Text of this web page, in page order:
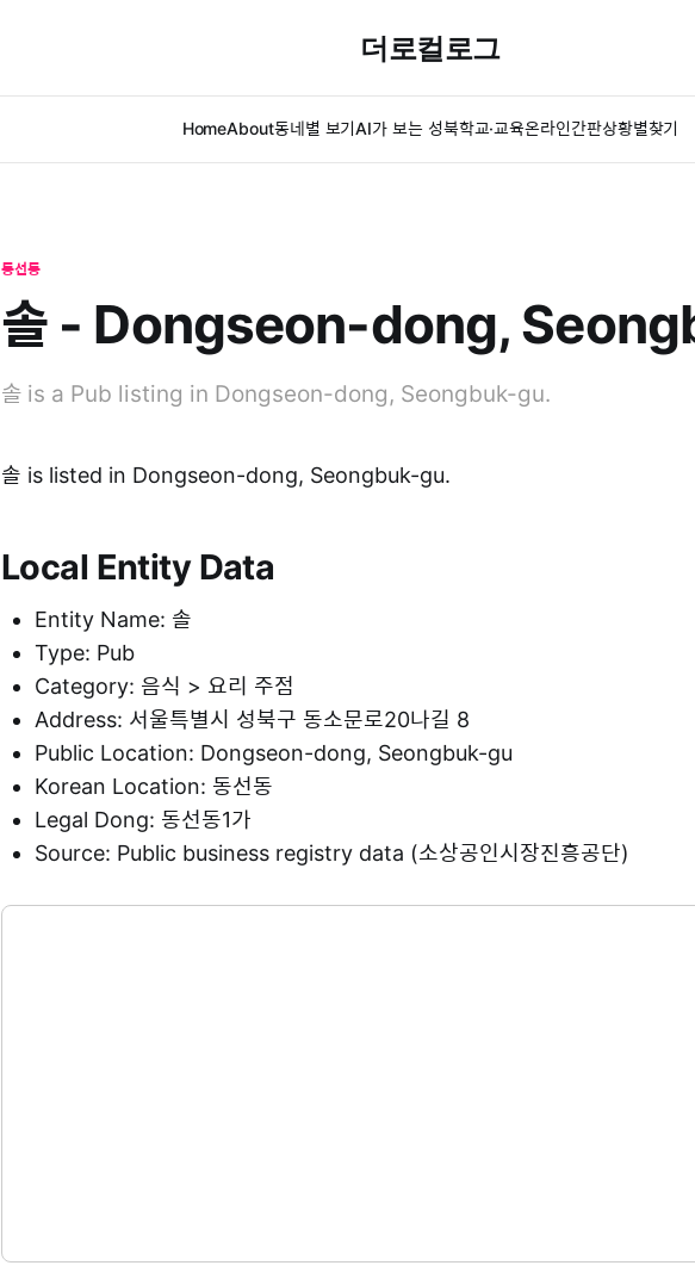
더로컬로그
HomeAbout동네별 보기AI가 보는 성북학교·교육온라인간판상황별찾기
동선동
솔 - Dongseon-dong,
솔 is a Pub listing in Dongseon-dong, Seongbuk-gu.
솔 is listed in Dongseon-dong, Seongbuk-gu.
Local Entity Data
Entity Name: 솔
Type: Pub
Category: 음식 > 요리 주점
Address: 서울특별시 성북구 동소문로20나길 8
Public Location: Dongseon-dong, Seongbuk-gu
Korean Location: 동선동
Legal Dong: 동선동1가
Source: Public business registry data (소상공인시장진흥공단)